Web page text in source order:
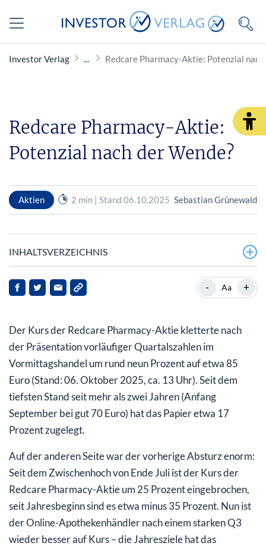
Investor Verlag Redcare Pharmacy-Aktie: Potenzial nach
Redcare Pharmacy-Aktie:
Potenzial nach der Wende?
Aktien 2 min | Stand 06.10.2025 Sebastian Grünewald
INHALTSVERZEICHNIS
Redcare Pharmacy bestätigt Prognose für 2025
- Aa +
Der Kurs der Redcare Pharmacy-Aktie kletterte nach
der Präsentation vorläufiger Quartalszahlen im
Vormittagshandel um rund neun Prozent auf etwa 85
Euro (Stand: 06. Oktober 2025, ca. 13 Uhr). Seit dem
tiefsten Stand seit mehr als zwei Jahren (Anfang
September bei gut 70 Euro) hat das Papier etwa 17
Prozent zugelegt.
Auf der anderen Seite war der vorherige Absturz enorm:
Seit dem Zwischenhoch von Ende Juli ist der Kurs der
Redcare Pharmacy-Aktie um 25 Prozent eingebrochen,
seit Jahresbeginn sind es etwa minus 35 Prozent. Nun ist
der Online-Apothekenhändler nach einem starken Q3
wieder besser auf Kurs – die Jahresziele hat das